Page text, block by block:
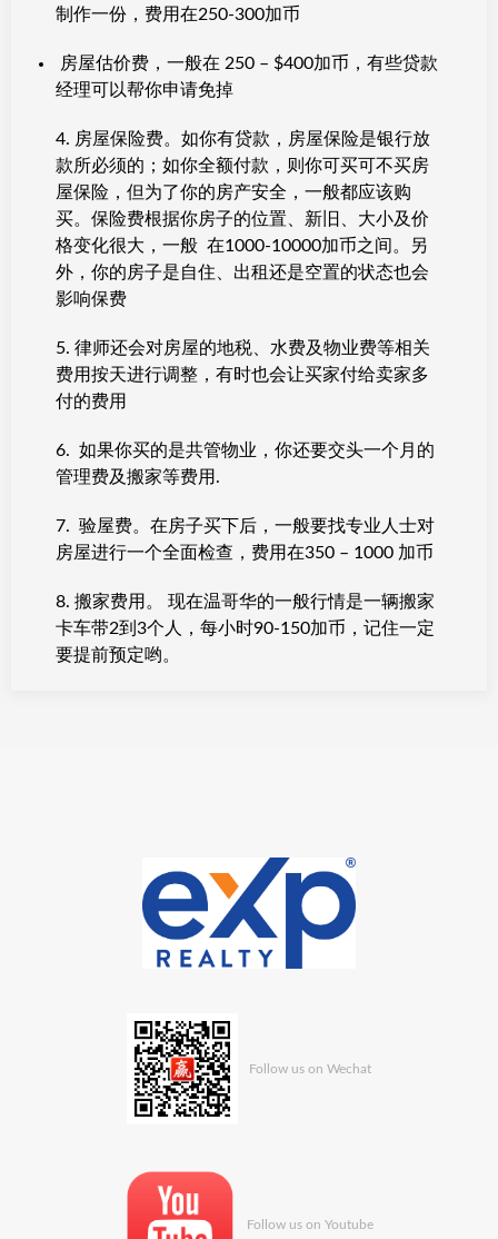
制作一份，费用在250-300加币
房屋估价费，一般在 250 – $400加币，有些贷款
经理可以帮你申请免掉
4. 房屋保险费。如你有贷款，房屋保险是银行放
款所必须的；如你全额付款，则你可买可不买房
屋保险，但为了你的房产安全，一般都应该购
买。保险费根据你房子的位置、新旧、大小及价
格变化很大，一般 在1000-10000加币之间。另
外，你的房子是自住、出租还是空置的状态也会
影响保费
5. 律师还会对房屋的地税、水费及物业费等相关
费用按天进行调整，有时也会让买家付给卖家多
付的费用
6. 如果你买的是共管物业，你还要交头一个月的
管理费及搬家等费用.
7. 验屋费。在房子买下后，一般要找专业人士对
房屋进行一个全面检查，费用在350 – 1000 加币
8. 搬家费用。 现在温哥华的一般行情是一辆搬家
卡车带2到3个人，每小时90-150加币，记住一定
要提前预定哟。
Follow us on Wechat
Follow us on Youtube